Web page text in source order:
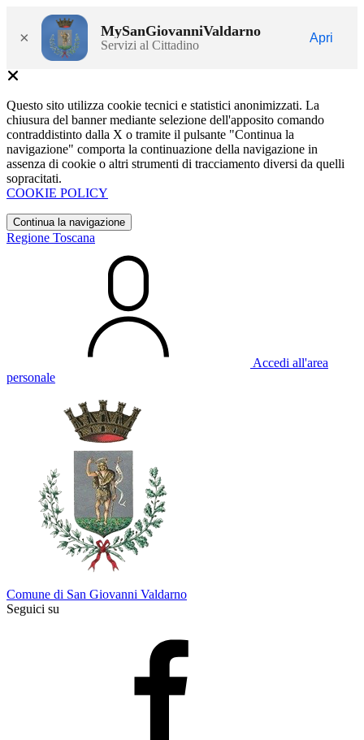
× MySanGiovanniValdarno
Servizi al Cittadino
Apri
Questo sito utilizza cookie tecnici e statistici anonimizzati. La
chiusura del banner mediante selezione dell'apposito comando
contraddistinto dalla X o tramite il pulsante "Continua la
navigazione" comporta la continuazione della navigazione in
assenza di cookie o altri strumenti di tracciamento diversi da quelli
sopracitati.
COOKIE POLICY
Continua la navigazione
Regione Toscana
Accedi all'area
personale
Comune di San Giovanni Valdarno
Seguici su